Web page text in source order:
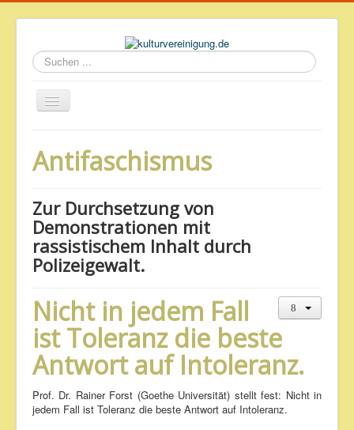
Suchen
...
Geschichte des Volkshauses
Impressum & Datenschutz
Antifaschismus
Zur Durchsetzung von
Demonstrationen mit
rassistischem Inhalt durch
Polizeigewalt.
Nicht in jedem Fall
ist Toleranz die beste
Antwort auf Intoleranz.
Prof. Dr. Rainer Forst (Goethe Universität) stellt fest: Nicht in
jedem Fall ist Toleranz die beste Antwort auf Intoleranz.